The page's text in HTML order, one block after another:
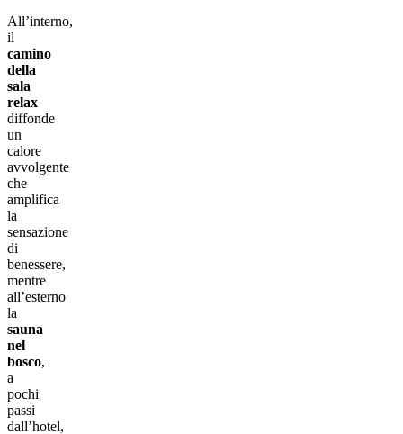
All’interno,
il
camino
della
sala
relax
diffonde
un
calore
avvolgente
che
amplifica
la
sensazione
di
benessere,
mentre
all’esterno
la
sauna
nel
bosco,
a
pochi
passi
dall’hotel,